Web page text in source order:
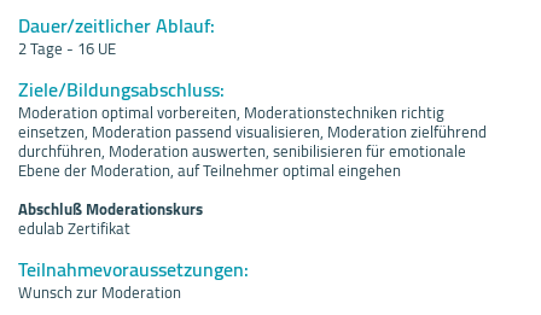
Dauer/zeitlicher Ablauf:
2 Tage - 16 UE
Ziele/Bildungsabschluss:
Moderation optimal vorbereiten, Moderationstechniken richtig
einsetzen, Moderation passend visualisieren, Moderation zielführend
durchführen, Moderation auswerten, senibilisieren für emotionale
Ebene der Moderation, auf Teilnehmer optimal eingehen
Abschluß Moderationskurs
edulab Zertifikat
Teilnahmevoraussetzungen:
Wunsch zur Moderation